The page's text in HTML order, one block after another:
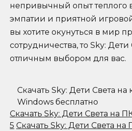
непривычный опыт теплого
эмпатии и приятной
вы хотите окунуться в мир
сотрудничества, то Sky:
отличным выбором для вас.
Скачать Sky: Дети Света
Windows бесплатно
Скачать Sky: Дети Света на
5 Скачать Sky: Дети Света на